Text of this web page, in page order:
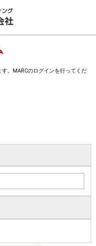
。MARCのログインを行ってくだ